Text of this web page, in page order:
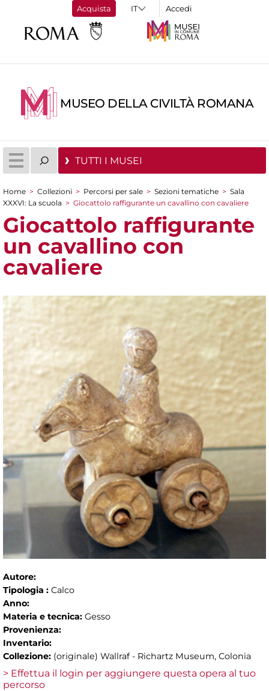
Acquista Accedi
MUSEO DELLA CIVILTÀ ROMANA
TUTTI I MUSEI
Tu sei qui
Home > Collezioni > Percorsi per sale > Sezioni tematiche > Sala
XXXVI: La scuola > Giocattolo raffigurante un cavallino con cavaliere
Giocattolo raffigurante
un cavallino con
cavaliere
Autore:
Tipologia : Calco
Anno:
Materia e tecnica: Gesso
Provenienza:
Inventario:
Collezione: (originale) Wallraf - Richartz Museum, Colonia
> Effettua il login per aggiungere questa opera al tuo
percorso